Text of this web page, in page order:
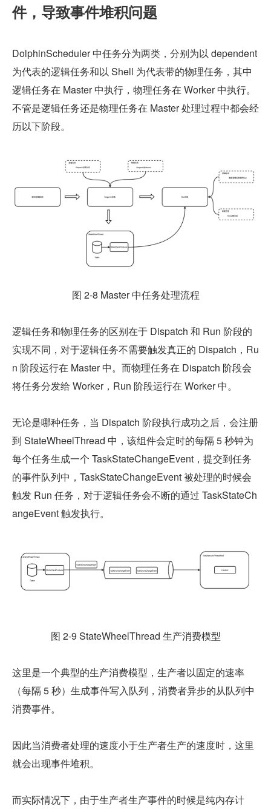
件，导致事件堆积问题
DolphinScheduler 中任务分为两类，分别为以 dependent
为代表的逻辑任务和以 Shell 为代表带的物理任务，其中
逻辑任务在 Master 中执行，物理任务在 Worker 中执行。
不管是逻辑任务还是物理任务在 Master 处理过程中都会经
历以下阶段。
图 2-8 Master 中任务处理流程
逻辑任务和物理任务的区别在于 Dispatch 和 Run 阶段的
实现不同，对于逻辑任务不需要触发真正的 Dispatch，Ru
n 阶段运行在 Master 中。而物理任务在 Dispatch 阶段会
将任务分发给 Worker，Run 阶段运行在 Worker 中。
无论是哪种任务，当 Dispatch 阶段执行成功之后，会注册
到 StateWheelThread 中，该组件会定时的每隔 5 秒钟为
每个任务生成一个 TaskStateChangeEvent，提交到任务
的事件队列中，TaskStateChangeEvent 被处理的时候会
触发 Run 任务，对于逻辑任务会不断的通过 TaskStateCh
angeEvent 触发执行。
图 2-9 StateWheelThread 生产消费模型
这里是一个典型的生产消费模型，生产者以固定的速率
（每隔 5 秒）生成事件写入队列，消费者异步的从队列中
消费事件。
因此当消费者处理的速度小于生产者生产的速度时，这里
就会出现事件堆积。
而实际情况下，由于生产者生产事件的时候是纯内存计